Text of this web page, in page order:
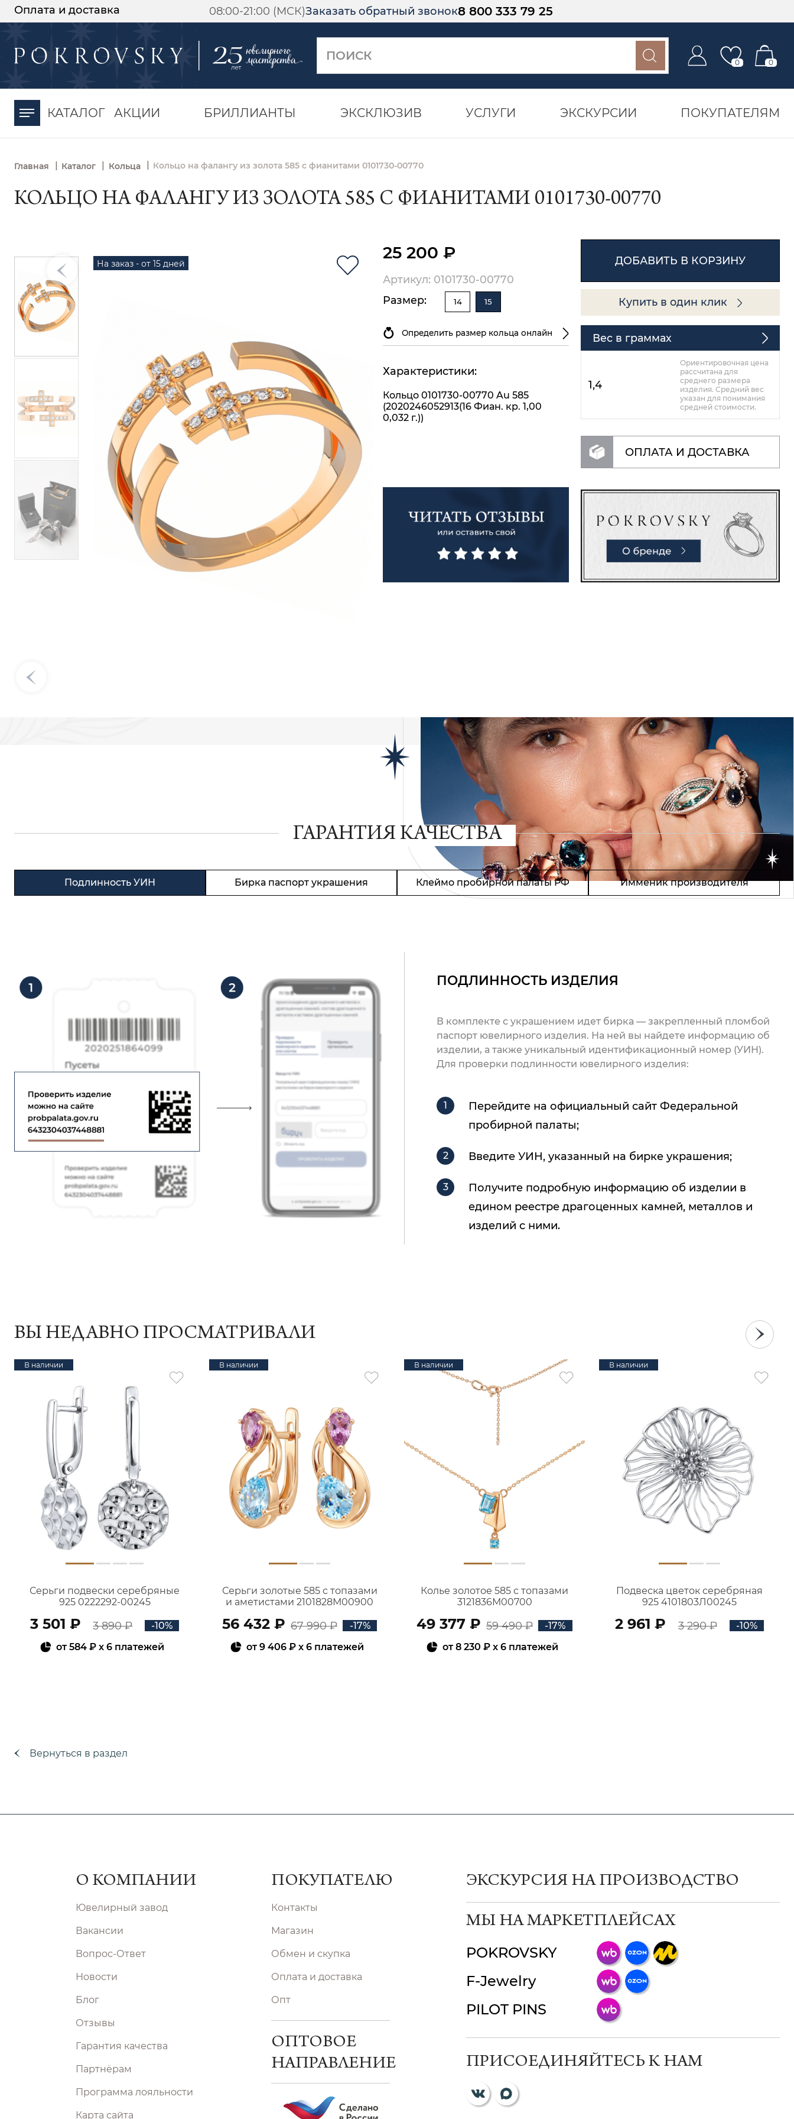
Оплата и доставка 08:00-21:00 (МСК)Заказать обратный звонок8 800 333 79 25
0 0
КАТАЛОГ АКЦИИ БРИЛЛИАНТЫ ЭКСКЛЮЗИВ УСЛУГИ ЭКСКУРСИИ ПОКУПАТЕЛЯМ
Главная | Каталог | Кольца Кольцо на фалангу из золота 585 с фианитами 0101730-00770
КОЛЬЦО НА ФАЛАНГУ ИЗ ЗОЛОТА 585 С ФИАНИТАМИ 0101730-00770
На заказ - от 15 дней
25 200 ₽
Артикул: 0101730-00770
Размер:
14 15
Определить размер кольца онлайн
Характеристики:
Кольцо 0101730-00770 Au 585
(2020246052913(16 Фиан. кр. 1,00
0,032 г.))
ДОБАВИТЬ В КОРЗИНУ
Купить в один клик
Вес в граммах
1,4
Ориентировочная цена
рассчитана для
среднего размера
изделия. Средний вес
указан для понимания
средней стоимости.
ОПЛАТА И ДОСТАВКА
ГАРАНТИЯ КАЧЕСТВА
Подлинность УИН Бирка паспорт украшения Клеймо пробирной палаты РФ Имменик производителя
ПОДЛИННОСТЬ ИЗДЕЛИЯ
В комплекте с украшением идет бирка — закрепленный пломбой
паспорт ювелирного изделия. На ней вы найдете информацию об
изделии, а также уникальный идентификационный номер (УИН).
Для проверки подлинности ювелирного изделия:
Перейдите на официальный сайт Федеральной
пробирной палаты;
Введите УИН, указанный на бирке украшения;
Получите подробную информацию об изделии в
едином реестре драгоценных камней, металлов и
изделий с ними.
ВЫ НЕДАВНО ПРОСМАТРИВАЛИ
В наличии
Серьги подвески серебряные
925 0222292-00245
3 501 ₽ 3 890 ₽
-10%
от584 ₽ x 6 платежей
В наличии
Серьги золотые 585 с топазами
и аметистами 2101828М00900
56 432 ₽ 67 990 ₽
-17%
от9 406 ₽ x 6 платежей
В наличии
Колье золотое 585 с топазами
3121836М00700
49 377 ₽ 59 490 ₽
-17%
от8 230 ₽x 6 платежей
В наличии
Подвеска цветок серебряная
925 4101803Л00245
2 961 ₽ 3 290 ₽ -10%
Вернуться в раздел
О КОМПАНИИ
Ювелирный завод
Вакансии
Вопрос-Ответ
Новости
Блог
Отзывы
Гарантия качества
Партнёрам
Программа лояльности
Карта сайта
ПОКУПАТЕЛЮ
Контакты
Магазин
Обмен и скупка
Оплата и доставка
Опт
ОПТОВОЕ
НАПРАВЛЕНИЕ
ЭКСКУРСИЯ НА ПРОИЗВОДСТВО
МЫ НА МАРКЕТПЛЕЙСАХ
POKROVSKY
F-Jewelry
PILOT PINS
ПРИСОЕДИНЯЙТЕСЬ К НАМ
-30%
момента оплаты
ChatApp
мессенджер!